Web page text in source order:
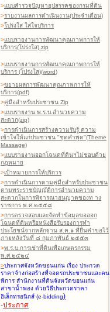
>แบบสำรวจปัญหาอุปสรรคของกรมที่ดิน
>รายงานผลการดำเนินงาน(ประจำเดือน)
>โปร่งใส ใส่ใจบริการ
>แบบรายงานการพัฒนาคุณภาพการให้
บริการ(โปร่งใส).zip
>แบบรายงานการพัฒนาคุณภาพการให้
บริการ (โปร่งใส)(word)
>ขยายผลการพัฒนาคุณภาพการให้
บริการ(pdf)
>คู่มือสำหรับประชาชน Zip
>แบบรายงาน พ.ร.บ.อำนวยความ
สะดวก(zip)
>การดำเนินการสร้างความรับรู้ ความ
เข้าใจให้แก่ประชาชน "ชุดคำพูด"(Theme
Massage)
>แบบรายงานออกโฉนดที่ดินฯไม่ชอบด้วย
กฎหมาย
>เป้าหมายการให้บริการ
>การดำเนินการตามคู่มือสำหรับประชาชน
ตามพระราชบัญญัติการอำนวยความ
สะดวกในการพิจารณาอนุญาตของท าง
ราชการ พ.ศ.๒๕๕๘
>การตรวจสอบและจัดทำข้อมูลขอออก
โฉนดที่ดินหรือหนังสือรับรองการทำ
ประโยชน์จากหลักฐาน ส.ค.๑ ที่ยื่นคำขอไว้
ภายหลังวันที่ ๘ กุมภาพันธ์ ๒๕๕๓
>พ.ร.บ.การเช่าที่ดินเพื่อเกษตรกรรม
พ.ศ.๒๕๒๔
>ประกาศจังหวัดขอนแก่น เรื่อง ประกวด
ราคาจ้างก่อสร้างที่จอดรถประชาชนและคน
พิการ สำนักงานที่ดินจังหวัดขอนแก่น
สาขาน้ำพอง ด้วยวิธีประกวดราคา
อิเล็กทรอนิกส์ (e-bidding)
-ประกาศ